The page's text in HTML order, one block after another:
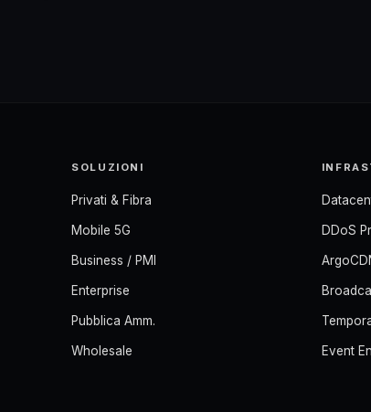
SOLUZIONI
Privati & Fibra
Mobile 5G
Business / PMI
Enterprise
Pubblica Amm.
Wholesale
DDoS
Event